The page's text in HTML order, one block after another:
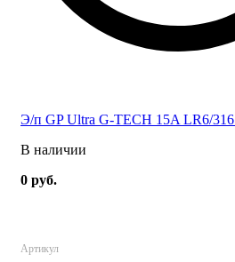
Э/п GP Ultra G-TECH 15A LR6/
В наличии
0 руб.
Артикул